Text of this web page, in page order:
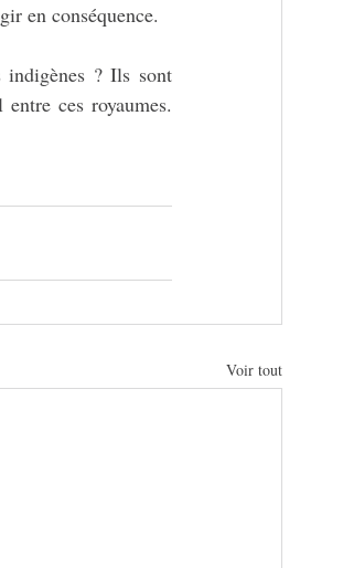
en conséquence.
indigènes ? Ils sont
ces royaumes.
Voir tout